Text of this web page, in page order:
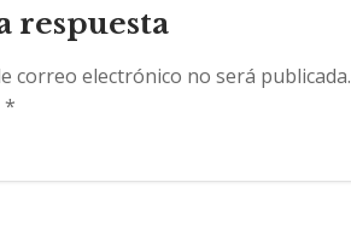
respuesta
correo electrónico no será publicada.
*